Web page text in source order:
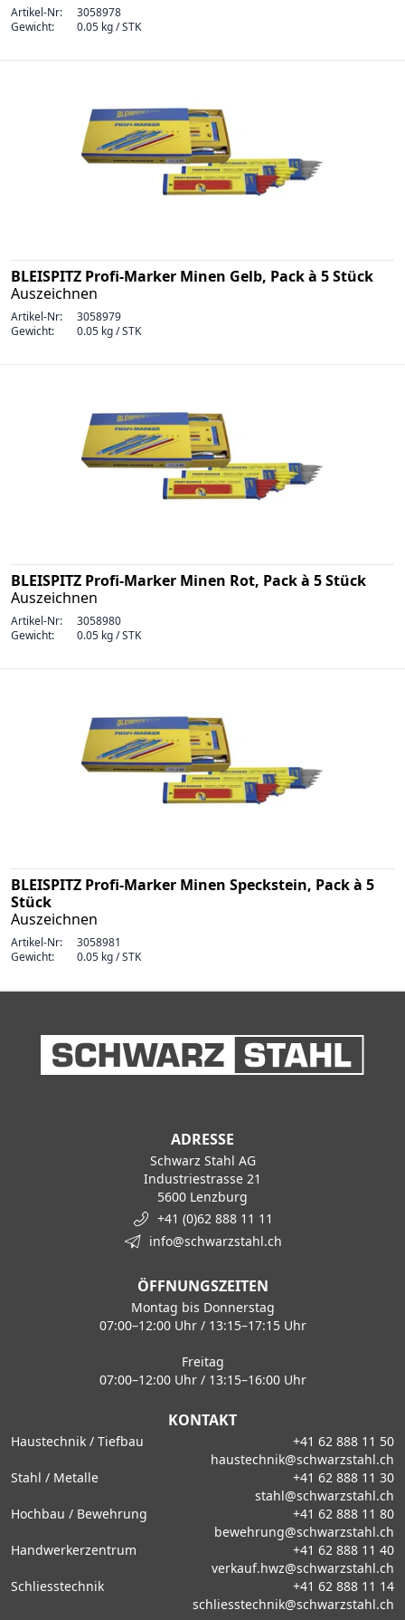
Artikel-Nr:
3058978
Gewicht:
0.05 kg / STK
BLEISPITZ Profi-Marker Minen Gelb, Pack à 5 Stück
Auszeichnen
Artikel-Nr:
3058979
Gewicht:
0.05 kg / STK
BLEISPITZ Profi-Marker Minen Rot, Pack à 5 Stück
Auszeichnen
Artikel-Nr:
3058980
Gewicht:
0.05 kg / STK
BLEISPITZ Profi-Marker Minen Speckstein, Pack à 5
Stück
Auszeichnen
Artikel-Nr:
3058981
Gewicht:
0.05 kg / STK
ADRESSE
Schwarz Stahl AG
Industriestrasse 21
5600 Lenzburg
+41 (0)62 888 11 11
info@schwarzstahl.ch
ÖFFNUNGSZEITEN
Montag bis Donnerstag
07:00–12:00 Uhr / 13:15–17:15 Uhr
Freitag
07:00–12:00 Uhr / 13:15–16:00 Uhr
KONTAKT
Haustechnik / Tiefbau
+41 62 888 11 50
haustechnik@schwarzstahl.ch
Stahl / Metalle
+41 62 888 11 30
stahl@schwarzstahl.ch
Hochbau / Bewehrung
+41 62 888 11 80
bewehrung@schwarzstahl.ch
Handwerkerzentrum
+41 62 888 11 40
verkauf.hwz@schwarzstahl.ch
Schliesstechnik
+41 62 888 11 14
schliesstechnik@schwarzstahl.ch